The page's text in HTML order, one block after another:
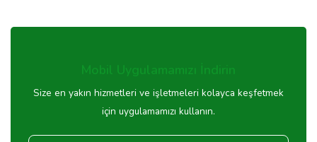
Mobil Uygulamamızı İndirin
Size en yakın hizmetleri ve işletmeleri kolayca keşfetmek
için uygulamamızı kullanın.